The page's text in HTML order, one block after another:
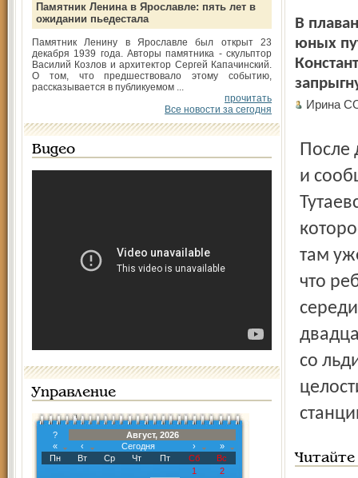
Памятник Ленина в Ярославле: пять лет в
ожидании пьедестала
Памятник Ленину в Ярославле был открыт 23
декабря 1939 года. Авторы памятника - скульптор
Василий Козлов и архитектор Сергей Капачинский.
О том, что предшествовало этому событию,
рассказывается в публикуемом ...
прочитать
Все новости за сегодня
Видео
Управление
?
Август, 2026
«
‹ Сегодня ›
»
Пн
Вт Ср Чт Пт Сб
Вс
1
2
В
юных
Ирина
После десятиминутного плавания их заметили прохожие
и
там
что
со